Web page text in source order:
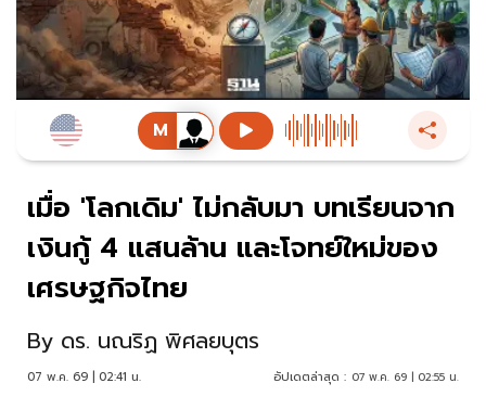
เมื่อ 'โลกเดิม' ไม่กลับมา บทเรียนจาก
เงินกู้ 4 แสนล้าน และโจทย์ใหม่ของ
เศรษฐกิจไทย
By ดร. นณริฏ พิศลยบุตร
07 พ.ค. 69 | 02:41 น. อัปเดตล่าสุด : 07 พ.ค. 69 | 02:55 น.